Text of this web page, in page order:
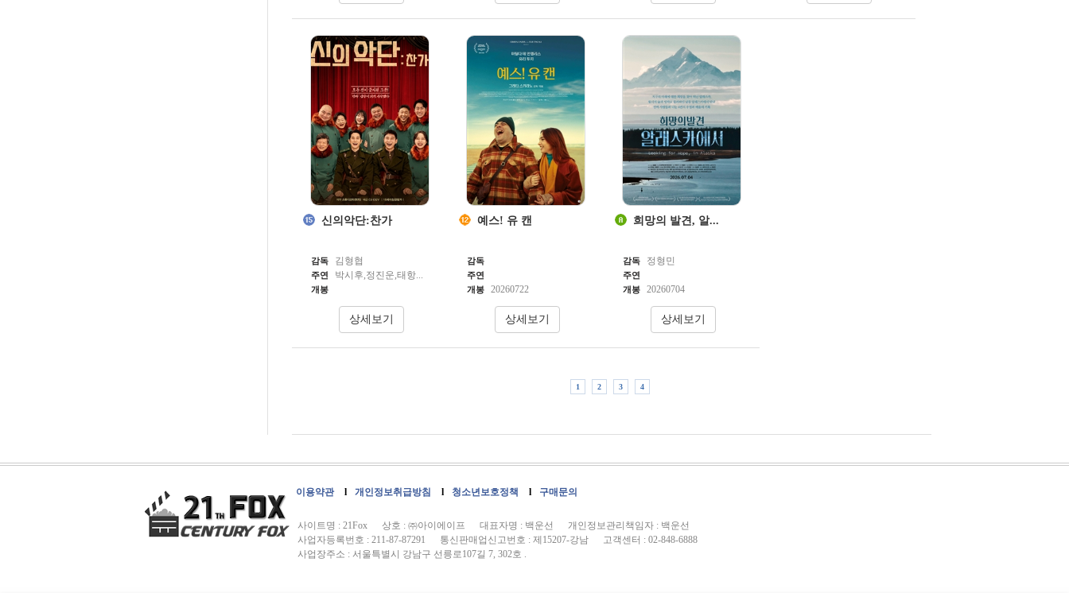
신의악단:찬가
감독 김형협
주연 박시후,정진운,태항...
개봉
예스! 유 캔
감독
주연
개봉
20260722
희망의 발견, 알...
감독 정형민
주연
개봉
20260704
1 2 3 4
이용약관 l 개인정보취급방침 l 청소년보호정책 l 구매문의
사이트명 : 21Fox 상호 : ㈜아이에이프 대표자명 : 백운선 개인정보관리책임자 : 백운선
사업자등록번호 : 211-87-87291 통신판매업신고번호 : 제15207-강남 고객센터 : 02-848-6888
사업장주소 : 서울특별시 강남구 선릉로107길 7, 302호 .